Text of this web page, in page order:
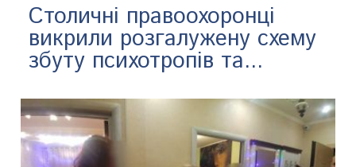
Столичні правоохоронці
викрили розгалужену схему
збуту психотропів та...